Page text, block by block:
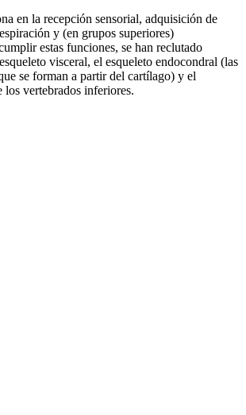
en la recepción sensorial, adquisición de
y (en grupos superiores)
estas funciones, se han reclutado
visceral, el esqueleto endocondral (las
se forman a partir del cartílago) y el
los vertebrados inferiores.